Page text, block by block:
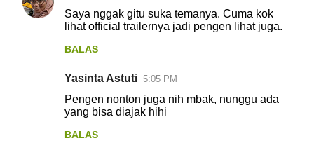
Saya nggak gitu suka temanya. Cuma kok
lihat official trailernya jadi pengen lihat juga.
BALAS
Yasinta Astuti 5:05 PM
Pengen nonton juga nih mbak, nunggu ada
yang bisa diajak hihi
BALAS